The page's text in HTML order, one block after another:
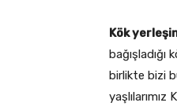
Kök
birlikte bizi